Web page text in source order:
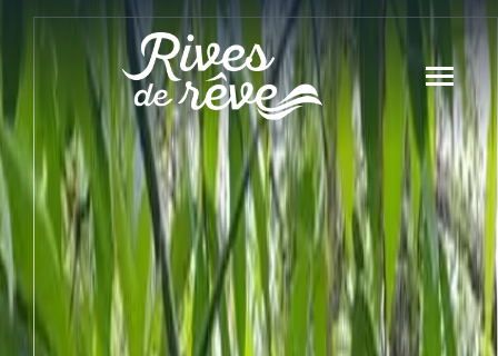
Panneau de gestion des cookies